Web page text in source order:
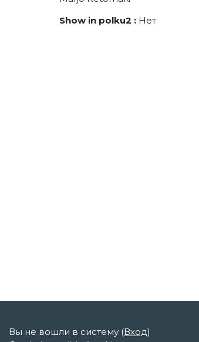
Show in polku2 : Нет
Вы не вошли в систему (Вход)